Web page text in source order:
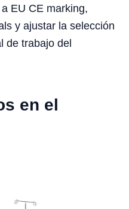
EU CE marking,
y ajustar la selección
de trabajo del
en el